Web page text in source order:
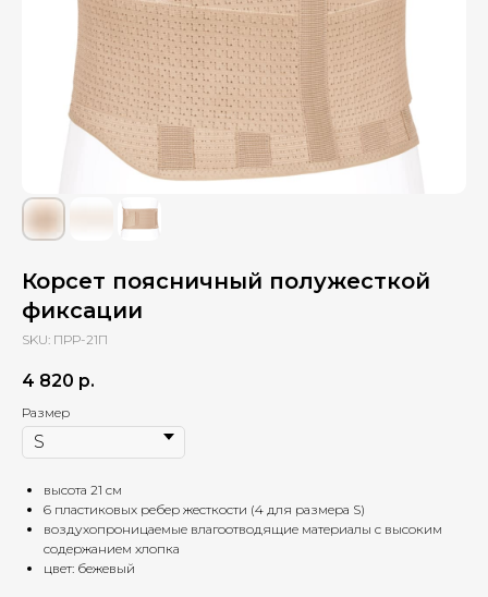
8 (911) 712-09-38
Корсет поясничный полужесткой
фиксации
SKU: ПРР-21П
4 820 р.
Размер
высота 21 см
6 пластиковых ребер жесткости (4 для размера S)
воздухопроницаемые влагоотводящие материалы с высоким
содержанием хлопка
цвет: бежевый